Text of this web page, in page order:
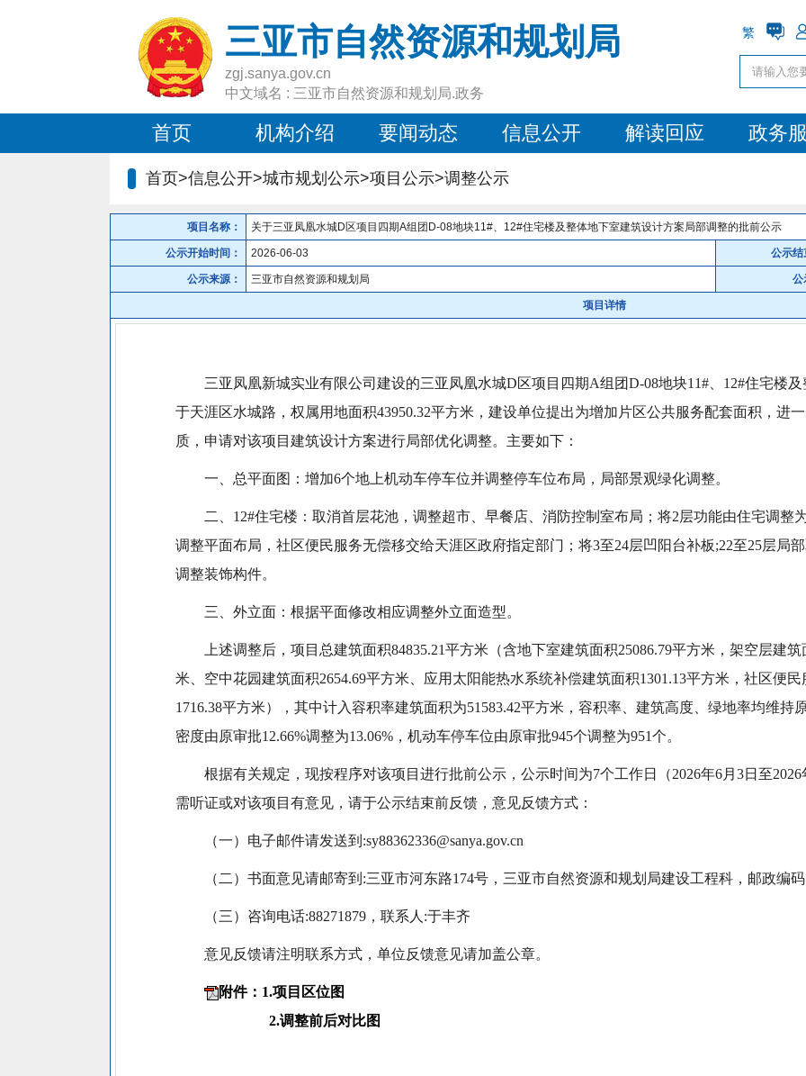
三亚市自然资源和规划局
zgj.sanya.gov.cn
中文域名 : 三亚市自然资源和规划局.政务
繁
首页 机构介绍 要闻动态 信息公开 解读回应 政务
首页>信息公开>城市规划公示>项目公示>调整公示
项目名称： 关于三亚凤凰水城D区项目四期A组团D-08地块11#、12#住宅楼及整体地下室建筑设计方案局部调整的批前公示
公示开始时间： 2026-06-03 公示结
公示来源： 三亚市自然资源和规划局 公
项目详情
三亚凤凰新城实业有限公司建设的三亚凤凰水城D区项 目四期A组团D-08地块11#、12#住宅楼
于天涯区水城路，权属用地面积43950.32平方米，建设单位提出为增加片区公共服务配套面积，进
质，申请对该项目建筑设计方案进行局部优化调整。主要如下：
一、总平面图：增加6个地上机动车停车位并调整停车位布局，局部景观绿化调整。
二、12#住宅楼：取消首层花池，调整超市、早餐店、消防控制室布局；将2层功能由住宅调整
调整平面布局，社区便民服务无偿移交给天涯区政府指定部门；将3至24层凹阳台补板;22至25层局
调整装饰构件。
三、外立面：根据平面修改相应调整外立面造型。
上述调整后，项目总建筑面积84835.21平方米（含地下室建筑面积25086.79平方米，架空层建筑
米、空中花园建筑面积2654.69平方米、应用太阳能热水系统补偿建筑面积1301.13平方米，社区便
1716.38平方米），其中计入容积率建筑面积为51583.42平方米，容积率、建筑高度、绿地率均维持
密度由原审批12.66%调整为13.06%，机动车停车位由原审批945个调整为951个。
根据有关规定，现按程序对该项目进行批前公示，公示时间为7个工作日（2026年6月3日至2026
需听证或对该项目有意见，请于公示结束前反馈，意见反馈方式：
（一）电子邮件请发送到:sy88362336@sanya.gov.cn
（二）书面意见请邮寄到:三亚市河东路174号，三亚市自然资源和规划局建设工程科，邮政编码
（三）咨询电话:88271879，联系人:于丰齐
意见反馈请注明联系方式，单位反馈意见请加盖公章。
附件：1.项目区位图
2.调整前后对比图